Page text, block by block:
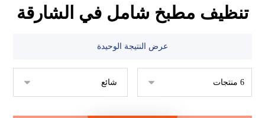
تنظيف مطبخ شامل في الشارقة
عرض النتيجة الوحيدة